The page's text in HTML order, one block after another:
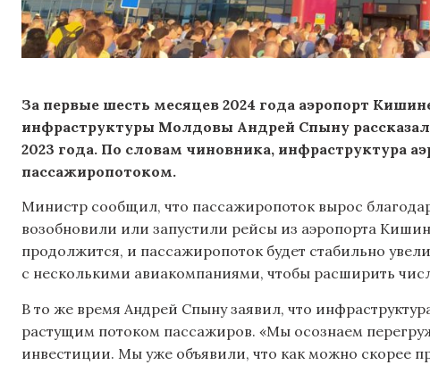
За первые шесть месяцев 2024 года аэропорт
инфраструктуры Молдовы Андрей Спыну
2023 года. По словам чиновника, инфраструктура
пассажиропотоком.
Министр сообщил, что пассажиропоток вырос
возобновили или запустили рейсы из аэропорта
продолжится, и пассажиропоток будет стабильно
с несколькими авиакомпаниями, чтобы расширить
В то же время Андрей Спыну заявил, что
растущим потоком пассажиров. «Мы осознаем
инвестиции. Мы уже объявили, что как можно скорее